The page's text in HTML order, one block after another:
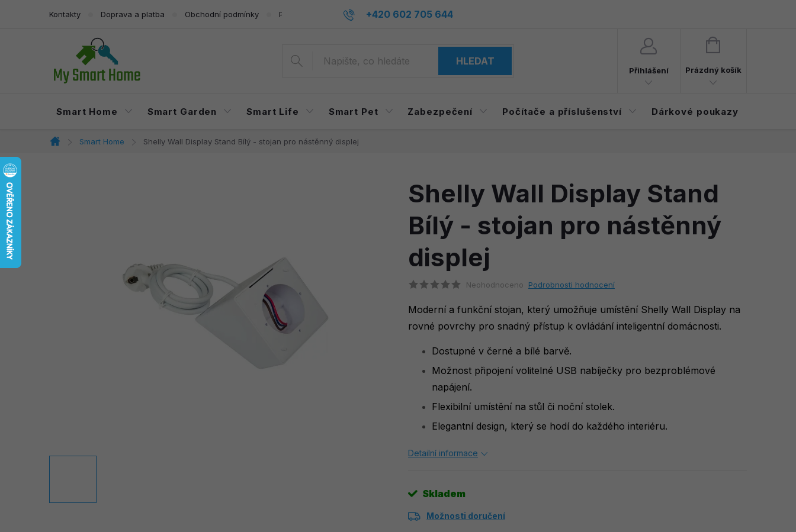
+420 602 705 644
Kontakty Doprava a platba Obchodní podmínky Podmínky ochrany osobních údajů Reklamace a odstoupení od smlouvy
HLEDAT
Přihlášení
Prázdný košík
Smart Home Smart Garden Smart Life Smart Pet Zabezpečení Počítače a příslušenství Dárkové poukazy
Domů
Smart Home Shelly Wall Display Stand Bílý - stojan pro nástěnný displej
Shelly Wall Display Stand
Bílý - stojan pro nástěnný
displej
Neohodnoceno Podrobnosti hodnocení
Moderní a funkční stojan, který umožňuje umístění Shelly Wall Display na
rovné povrchy pro snadný přístup k ovládání inteligentní domácnosti.
Dostupné v černé a bílé barvě.
Možnost připojení volitelné USB nabíječky pro bezproblémové
napájení.
Flexibilní umístění na stůl či noční stolek.
Elegantní design, který se hodí do každého interiéru.
Detailní informace
Skladem
Možnosti doručení